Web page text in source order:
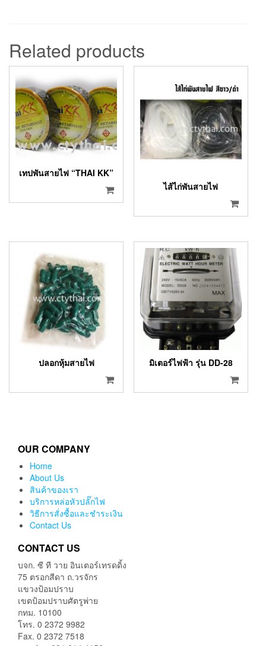
Related products
เทปพันสายไฟ “THAI KK”
ไส้ไก่พันสายไฟ
ปลอกหุ้มสายไฟ มิเตอร์ไฟฟ้า รุ่น DD-28
OUR COMPANY
Home
About Us
สินค้าของเรา
บริการหล่อหัวปลั๊กไฟ
วิธีการสั่งซื้อและชำระเงิน
Contact Us
CONTACT US
บจก. ซี ที วาย อินเตอร์เทรดดิ้ง
75 ตรอกสีดา ถ.วรจักร
แขวงป้อมปราบ
เขตป้อมปราบศัตรูพ่าย
กทม. 10100
โทร. 0 2372 9982
Fax. 0 2372 7518